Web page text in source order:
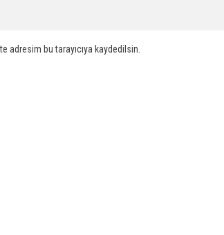
adresim bu tarayıcıya kaydedilsin.